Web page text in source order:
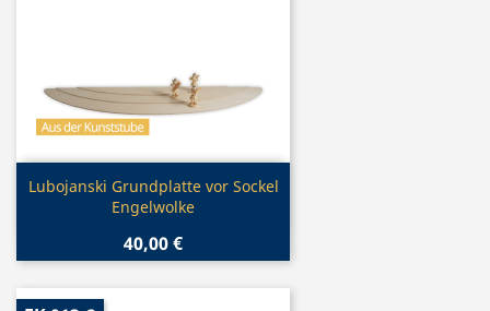
Vorschau
Lubojanski Grundplatte vor Sockel
Engelwolke
40,00 €